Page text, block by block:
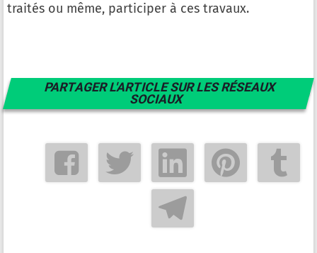
traités ou même, participer à ces travaux.
PARTAGER L'ARTICLE SUR LES RÉSEAUX
SOCIAUX